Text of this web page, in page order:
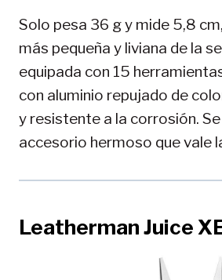
Solo pesa 36 g y mide 5,8
más pequeña y liviana de la
equipada con 15
con aluminio repujado de
y resistente a la corrosión.
accesorio hermoso que vale
Leatherman Juice